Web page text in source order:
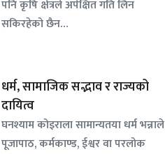
पनि कृषि क्षेत्रले अपेक्षित गति लिन
सकिरहेको छैन…
धर्म, सामाजिक सद्भाव र राज्यको
दायित्व
घनश्याम कोइराला सामान्यतया धर्म भन्नाले
पूजापाठ, कर्मकाण्ड, ईश्वर वा परलोक